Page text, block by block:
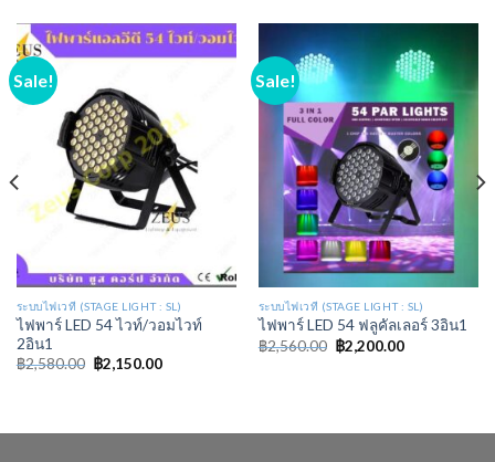
Sale!
ระบบไฟเวที (STAGE LIGHT : SL)
ไฟพาร์ LED 54 ไวท์/วอมไวท์
2อิน1
฿2,580.00 ฿2,150.00
Sale!
ระบบไฟเวที (STAGE LIGHT : SL)
ไฟพาร์ LED 54 ฟลูคัลเลอร์ 3อิน1
฿2,560.00 ฿2,200.00